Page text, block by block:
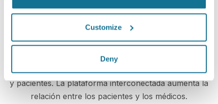
Customize
Deny
Aumenta el nivel de atención al
paciente
Crisalix es una herramienta innovadora que tiene
como objetivo mejorar la comunicación entre médicos
y pacientes. La plataforma interconectada aumenta la
relación entre los pacientes y los médicos.